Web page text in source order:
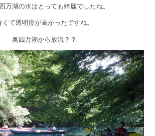
万湖の水はとっても綺麗でしたね。
くて透明度が高かったですね。
奥四万湖から放流？？